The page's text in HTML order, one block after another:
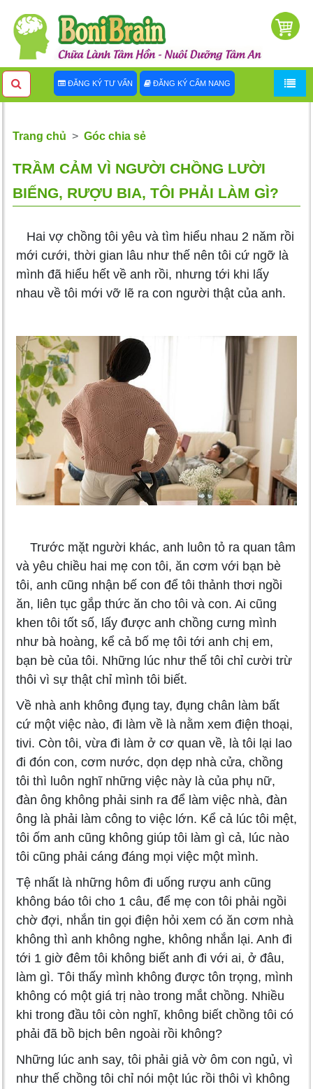
ĐĂNG KÝ TƯ VẤN ĐĂNG KÝ CẨM NANG
Trang chủ Góc chia sẻ
TRẦM CẢM VÌ NGƯỜI CHỒNG LƯỜI
BIẾNG, RƯỢU BIA, TÔI PHẢI LÀM GÌ?
Hai vợ chồng tôi yêu và tìm hiểu nhau 2 năm rồi
mới cưới, thời gian lâu như thế nên tôi cứ ngỡ là
mình đã hiểu hết về anh rồi, nhưng tới khi lấy
nhau về tôi mới vỡ lẽ ra con người thật của anh.
Trước mặt người khác, anh luôn tỏ ra quan tâm
và yêu chiều hai mẹ con tôi, ăn cơm với bạn bè
tôi, anh cũng nhận bế con để tôi thảnh thơi ngồi
ăn, liên tục gắp thức ăn cho tôi và con. Ai cũng
khen tôi tốt số, lấy được anh chồng cưng mình
như bà hoàng, kể cả bố mẹ tôi tới anh chị em,
bạn bè của tôi. Những lúc như thế tôi chỉ cười trừ
thôi vì sự thật chỉ mình tôi biết.
Về nhà anh không đụng tay, đụng chân làm bất
cứ một việc nào, đi làm về là nằm xem điện thoại,
tivi. Còn tôi, vừa đi làm ở cơ quan về, là tôi lại lao
đi đón con, cơm nước, dọn dẹp nhà cửa, chồng
tôi thì luôn nghĩ những việc này là của phụ nữ,
đàn ông không phải sinh ra để làm việc nhà, đàn
ông là phải làm công to việc lớn. Kể cả lúc tôi mệt,
tôi ốm anh cũng không giúp tôi làm gì cả, lúc nào
tôi cũng phải cáng đáng mọi việc một mình.
Tệ nhất là những hôm đi uống rượu anh cũng
không báo tôi cho 1 câu, để mẹ con tôi phải ngồi
chờ đợi, nhắn tin gọi điện hỏi xem có ăn cơm nhà
không thì anh không nghe, không nhắn lại. Anh đi
tới 1 giờ đêm tôi không biết anh đi với ai, ở đâu,
làm gì. Tôi thấy mình không được tôn trọng, mình
không có một giá trị nào trong mắt chồng. Nhiều
khi trong đầu tôi còn nghĩ, không biết chồng tôi có
phải đã bồ bịch bên ngoài rồi không?
Những lúc anh say, tôi phải giả vờ ôm con ngủ, vì
như thế chồng tôi chỉ nói một lúc rồi thôi vì không